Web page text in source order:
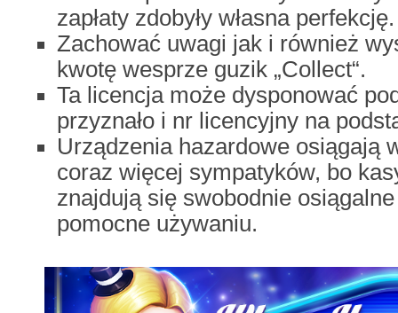
zapłaty zdobyły własna perfekcję.
Zachować uwagi jak i również
kwotę wesprze guzik „Collect“.
Ta licencja może dysponować
przyznało i nr licencyjny na
Urządzenia hazardowe osiągają
coraz więcej sympatyków, bo
znajdują się swobodnie
pomocne używaniu.